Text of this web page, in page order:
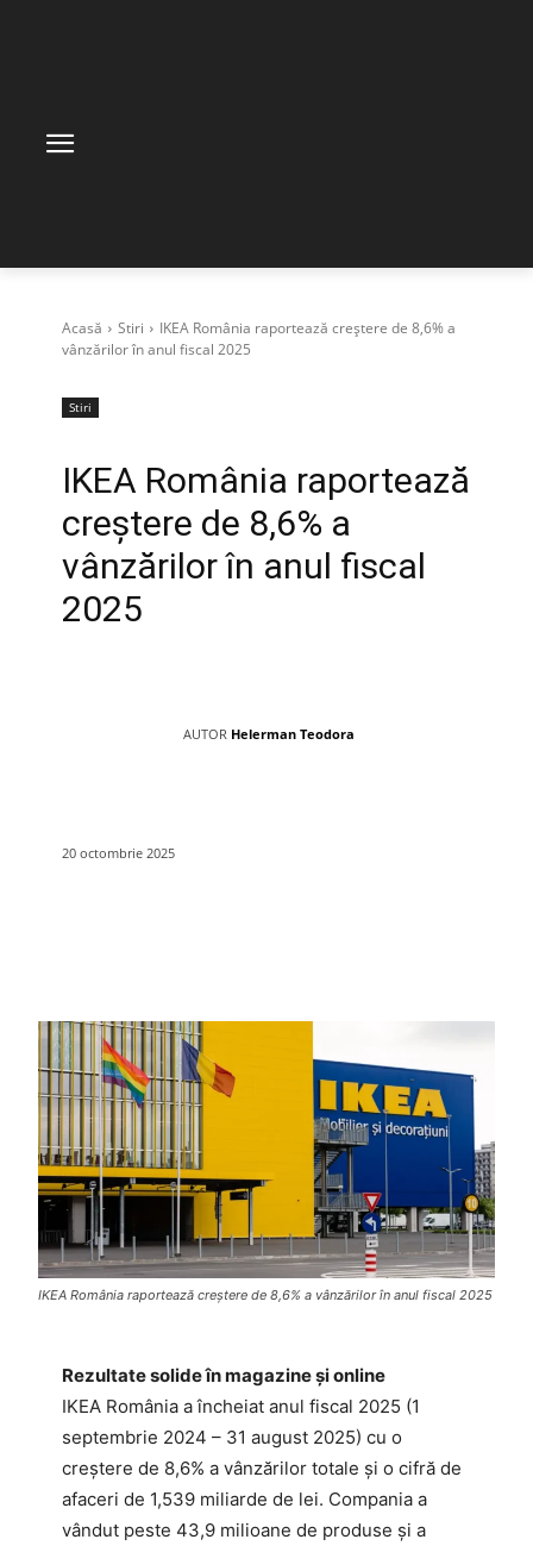
Acasă Stiri
IKEA România raportează creștere de 8,6% a
vânzărilor în anul fiscal 2025
Stiri
IKEA România raportează
creștere de 8,6% a
vânzărilor în anul fiscal
2025
AUTOR Helerman Teodora
20 octombrie 2025
IKEA România raportează creștere de 8,6% a vânzărilor în anul fiscal 2025
Rezultate solide în magazine și online
IKEA România a încheiat anul fiscal 2025 (1
septembrie 2024 – 31 august 2025) cu o
creștere de 8,6% a vânzărilor totale și o cifră de
afaceri de 1,539 miliarde de lei. Compania a
vândut peste 43,9 milioane de produse și a